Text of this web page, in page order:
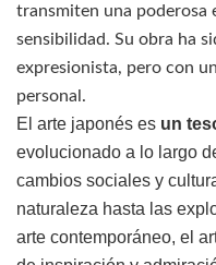
transmiten una poderosa
sensibilidad. Su obra ha
expresionista, pero con
personal.
El arte japonés es un
evolucionado a lo largo
cambios sociales y
naturaleza hasta las
arte contemporáneo, el